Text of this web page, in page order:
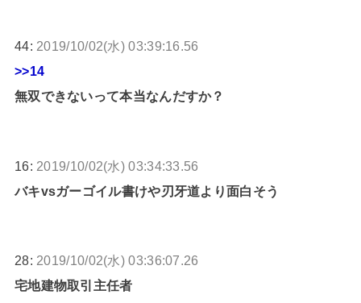
44: 2019/10/02(水) 03:39:16.56
>>14
無双できないって本当なんだすか？
16: 2019/10/02(水) 03:34:33.56
バキvsガーゴイル書けや刃牙道より面白そう
28: 2019/10/02(水) 03:36:07.26
宅地建物取引主任者